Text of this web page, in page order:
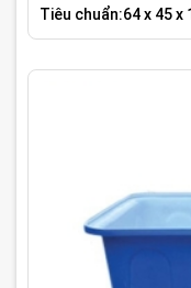
Tiêu chuẩn:64 x 45 x